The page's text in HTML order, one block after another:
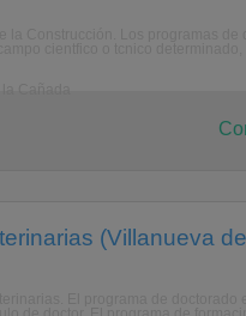
(Villanueva